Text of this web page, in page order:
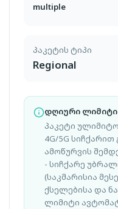
multiple
პაკეტის ტიპი
Regional
დღიური ლიმიტი
პაკეტი
4G/5G სიჩქარით
ამოწურვის
- სიჩქარე
(საკმარისია
ქსელებისა და
ლიმიტი